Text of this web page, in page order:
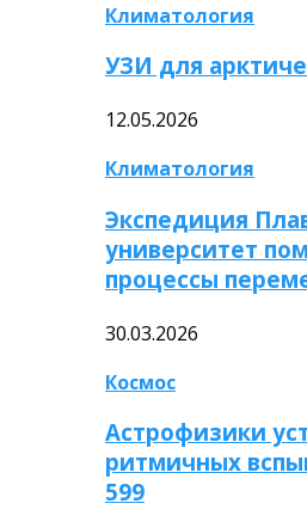
Климатология
УЗИ для
12.05.2026
Климатология
Экспедиция
университет
процессы
30.03.2026
Космос
Астрофизики
ритмичных
599